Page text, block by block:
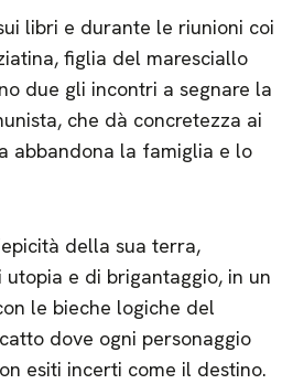
libri e durante le riunioni coi
figlia del maresciallo
due gli incontri a segnare la
che dà concretezza ai
abbandona la famiglia e lo
della sua terra,
e di brigantaggio, in un
le bieche logiche del
dove ogni personaggio
esiti incerti come il destino.